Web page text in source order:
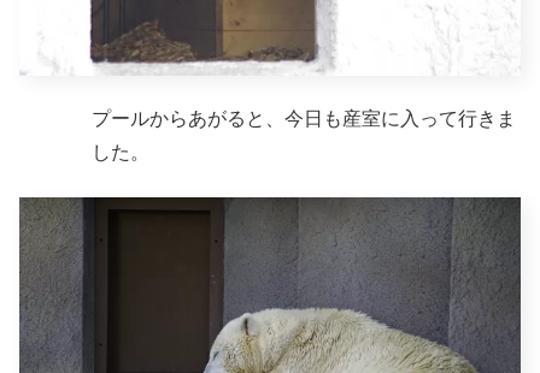
プールからあがると、今日も産室に入って行きま
した。